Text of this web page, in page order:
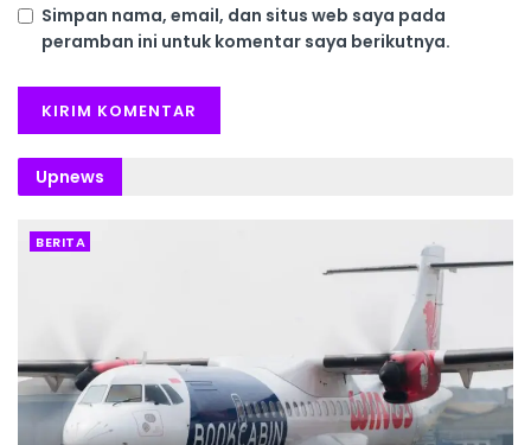
Simpan nama, email, dan situs web saya pada
peramban ini untuk komentar saya berikutnya.
Upnews
BERITA